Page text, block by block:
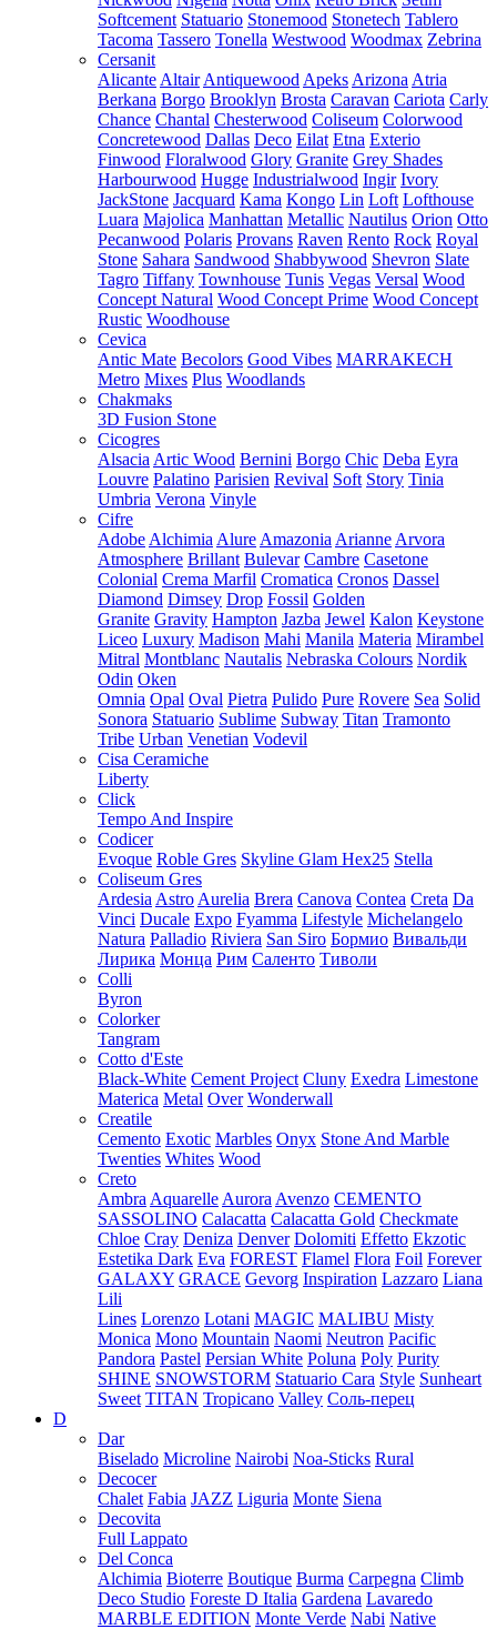
Softcement Statuario Stonemood Stonetech Tablero
Tacoma Tassero Tonella Westwood Woodmax Zebrina
Cersanit
Alicante Altair Antiquewood Apeks Arizona Atria
Berkana Borgo Brooklyn Brosta Caravan Cariota Carly
Chance Chantal Chesterwood Coliseum Colorwood
Concretewood Dallas Deco Eilat Etna Exterio
Finwood Floralwood Glory Granite Grey Shades
Harbourwood Hugge Industrialwood Ingir Ivory
JackStone Jacquard Kama Kongo Lin Loft Lofthouse
Luara Majolica Manhattan Metallic Nautilus Orion Otto
Pecanwood Polaris Provans Raven Rento Rock Royal
Stone Sahara Sandwood Shabbywood Shevron Slate
Tagro Tiffany Townhouse Tunis Vegas Versal Wood
Concept Natural Wood Concept Prime Wood Concept
Rustic Woodhouse
Cevica
Antic Mate Becolors Good Vibes MARRAKECH
Metro Mixes Plus Woodlands
Chakmaks
3D Fusion Stone
Cicogres
Alsacia Artic Wood Bernini Borgo Chic Deba Eyra
Louvre Palatino Parisien Revival Soft Story Tinia
Umbria Verona Vinyle
Cifre
Adobe Alchimia Alure Amazonia Arianne Arvora
Atmosphere Brillant Bulevar Cambre Casetone
Colonial Crema Marfil Cromatica Cronos Dassel
Diamond Dimsey Drop Fossil Golden
Granite Gravity Hampton Jazba Jewel Kalon Keystone
Liceo Luxury Madison Mahi Manila Materia Mirambel
Mitral Montblanc Nautalis Nebraska Colours Nordik
Odin Oken
Omnia Opal Oval Pietra Pulido Pure Rovere Sea Solid
Sonora Statuario Sublime Subway Titan Tramonto
Tribe Urban Venetian Vodevil
Cisa Ceramiche
Liberty
Click
Tempo And Inspire
Codicer
Evoque Roble Gres Skyline Glam Hex25 Stella
Coliseum Gres
Ardesia Astro Aurelia Brera Canova Contea Creta Da
Vinci Ducale Expo Fyamma Lifestyle Michelangelo
Natura Palladio Riviera San Siro Бормио Вивальди
Лирика Монца Рим Саленто Тиволи
Colli
Byron
Colorker
Tangram
Cotto d'Este
Black-White Cement Project Cluny Exedra Limestone
Materica Metal Over Wonderwall
Creatile
Cemento Exotic Marbles Onyx Stone And Marble
Twenties Whites Wood
Creto
Ambra Aquarelle Aurora Avenzo CEMENTO
SASSOLINO Calacatta Calacatta Gold Checkmate
Chloe Cray Deniza Denver Dolomiti Effetto Ekzotic
Estetika Dark Eva FOREST Flamel Flora Foil Forever
GALAXY GRACE Gevorg Inspiration Lazzaro Liana
Lili
Lines Lorenzo Lotani MAGIC MALIBU Misty
Monica Mono Mountain Naomi Neutron Pacific
Pandora Pastel Persian White Poluna Poly Purity
SHINE SNOWSTORM Statuario Cara Style Sunheart
Sweet TITAN Tropicano Valley Соль-перец
D
Dar
Biselado Microline Nairobi Noa-Sticks Rural
Decocer
Chalet Fabia JAZZ Liguria Monte Siena
Decovita
Full Lappato
Del Conca
Alchimia Bioterre Boutique Burma Carpegna Climb
Deco Studio Foreste D Italia Gardena Lavaredo
MARBLE EDITION Monte Verde Nabi Native